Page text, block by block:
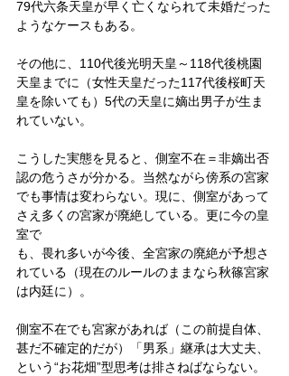
79代六条天皇が早く亡くなられて未婚だった
ようなケースもある。
その他に、110代後光明天皇～118代後桃園
天皇までに（女性天皇だった117代後桜町天
皇を除いても）5代の天皇に嫡出男子が生ま
れていない。
こうした実態を見ると、側室不在＝非嫡出否
認の危うさが分かる。当然ながら傍系の宮家
でも事情は変わらない。現に、側室があって
さえ多くの宮家が廃絶している。更に今の皇
室で
も、畏れ多いが今後、全宮家の廃絶が予想さ
れている（現在のルールのままなら秋篠宮家
は内廷に）。
側室不在でも宮家があれば（この前提自体、
甚だ不確定的だが）「男系」継承は大丈夫、
という“お花畑”型思考は排さねばならない。